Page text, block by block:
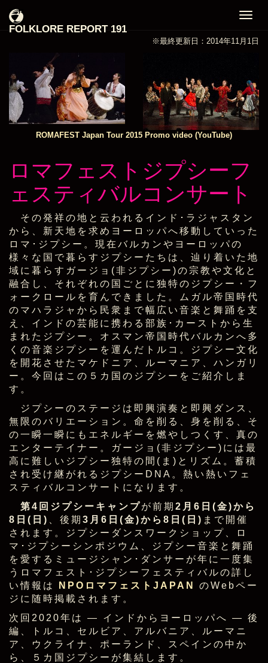
FOLKLORE REPORT 191
※最終更新日：2014年11月1日
ROMAFEST Japan Tour 2015 Promo video (YouTube)
ロマフェストジプシーフ
ェスティバルコンサート
その発祥の地と云われるインド･ラジャスタン
から、新天地を求めヨーロッパへ移動していった
ロマ･ジプシー。現在バルカンやヨーロッパの
様々な国で暮らすジプシーたちは、辿り着いた地
域に暮らすガージョ(非ジプシー)の宗教や文化と
融合し、それぞれの国ごとに独特のジプシー・フ
ォークロールを育んできました。ムガル帝国時代
のマハラジャから民衆まで幅広い音楽と舞踊を支
え、インドの芸能に携わる部族･カーストから生
まれたジプシー。オスマン帝国時代バルカンへ多
くの音楽ジプシーを運んだトルコ。ジプシー文化
を開花させたマケドニア、ルーマニア、ハンガリ
ー。今回はこの５カ国のジプシーをご紹介しま
す。
ジプシーのステージは即興演奏と即興ダンス、
無限のバリエーション。命を削る、身を削る、そ
の一瞬一瞬にもエネルギーを燃やしつくす、真の
エンターテイナー。ガージョ(非ジプシー)には最
高に難しいジプシー独特の間(ま)とリズム。蓄積
され受け継がれるジプシーDNA。熱い熱いフェ
スティバルコンサートになります。
第4回ジプシーキャンプが前期 2月6日(金)から
8日(日)
、後期 3月6日(金)から8日(日) まで開催
されます。ジプシーダンスワークショップ、ロ
マ･ジプシーシンポジウム、ジプシー音楽と舞踊
を愛するミュージシャン･ダンサーが年に一度集
うロマフェスト･ジプシーフェスティバルの詳し
い情報は
NPOロマフェストJAPAN
のWebペー
ジに随時掲載されます。
次回2020年は ― インドからヨーロッパへ ― 後
編、トルコ、セルビア、アルバニア、ルーマニ
ア、ウクライナ、ポーランド、スペインの中か
ら、５カ国ジプシーが集結します。